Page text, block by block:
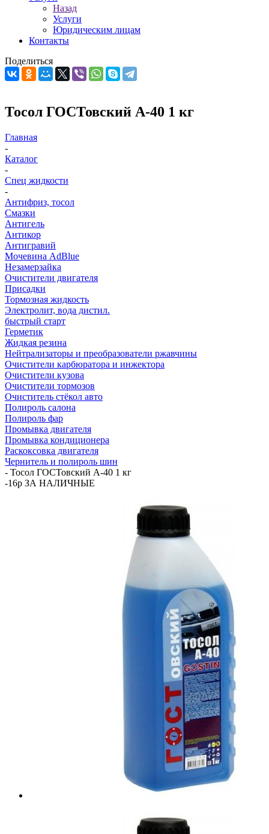
Назад
Услуги
Юридическим лицам
Контакты
Поделиться
Тосол ГОСТовский А-40 1 кг
Главная
-
Каталог
-
Спец жидкости
-
Антифриз, тосол
Смазки
Антигель
Антикор
Антигравий
Мочевина AdBlue
Незамерзайка
Очистители двигателя
Присадки
Тормозная жидкость
Электролит, вода дистил.
быстрый старт
Герметик
Жидкая резина
Нейтрализаторы и преобразователи ржавчины
Очистители карбюратора и инжектора
Очистители кузова
Очистители тормозов
Очиститель стёкол авто
Полироль салона
Полироль фар
Промывка двигателя
Промывка кондиционера
Раскоксовка двигателя
Чернитель и полироль шин
- Тосол ГОСТовский А-40 1 кг
-16р ЗА НАЛИЧНЫЕ